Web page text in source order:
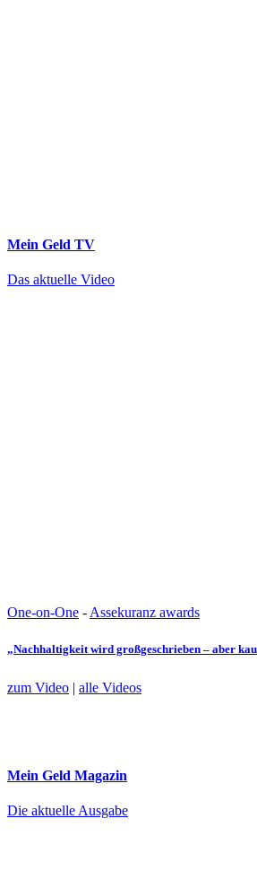
Mein Geld TV
Das aktuelle Video
One-on-One - Assekuranz awards
„Nachhaltigkeit wird großgeschrieben – aber
zum Video | alle Videos
Mein Geld Magazin
Die aktuelle Ausgabe